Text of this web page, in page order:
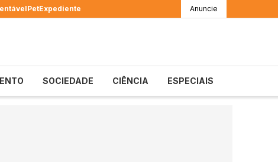
PetExpediente Anuncie
SOCIEDADE CIÊNCIA ESPECIAIS